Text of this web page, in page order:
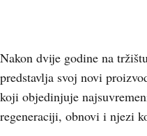
Nakon dvije godine na
predstavlja svoj novi
koji objedinjuje
regeneraciji, obnovi i njezi